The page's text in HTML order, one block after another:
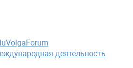
деятельность